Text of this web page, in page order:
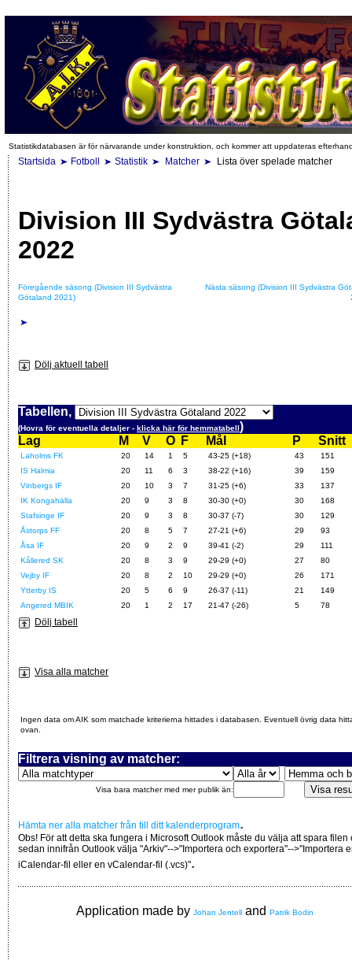
Statistikdatabasen är för närvarande under konstruktion, och kommer att uppdateras
Startsida Fotboll Statistik Matcher Lista över spelade matcher
Division III Sydvästra
2022
Föregående säsong (Division III Sydvästra
Götaland 2021)
Nästa säsong (Division III Sydvästra
Dölj aktuell tabell
Tabellen,
(Hovra för eventuella detaljer - klicka här för hemmatabell)
Lag
M V O F Mål P Snitt
Laholms FK 20 14 1 5 43-25 (+18) 43
151
IS Halmia
20 11 6 3 38-22 (+16) 39
159
Vinbergs IF
20 10 3 7 31-25 (+6) 33
137
IK Kongahälla
20 9 3 8 30-30 (+0) 30
168
Stafsinge IF
20 9 3 8 30-37 (-7) 30
129
Åstorps FF
20 8 5 7 27-21 (+6) 29
93
Åsa IF
20 9 2 9 39-41 (-2) 29
111
Kållered SK
20 8 3 9 29-29 (+0) 27
80
Vejby IF
20 8 2 10 29-29 (+0) 26
171
Ytterby IS
20 5 6 9 26-37 (-11) 21
149
Angered MBIK
20 1 2 17 21-47 (-26) 5 78
Dölj tabell
Visa alla matcher
Ingen data om AIK som matchade kriterierna hittades i databasen. Eventuell övrig data
ovan.
Filtrera visning av matcher:
Visa bara matcher med mer publik än:
Hämta ner alla matcher från till ditt kalenderprogram.
Obs! För att detta ska fungera i Microsoft Outlook måste du välja att spara filen
sedan innifrån Outlook välja "Arkiv"-->"Importera och exportera"-->"Importera
iCalendar-fil eller en vCalendar-fil (.vcs)".
Application made by Johan Jentell and Patrik Bodin